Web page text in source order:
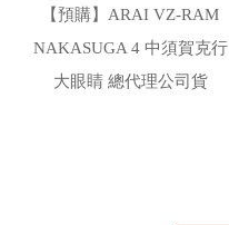
【預購】ARAI VZ-RAM
NAKASUGA 4 中須賀克行
大眼睛 總代理公司貨